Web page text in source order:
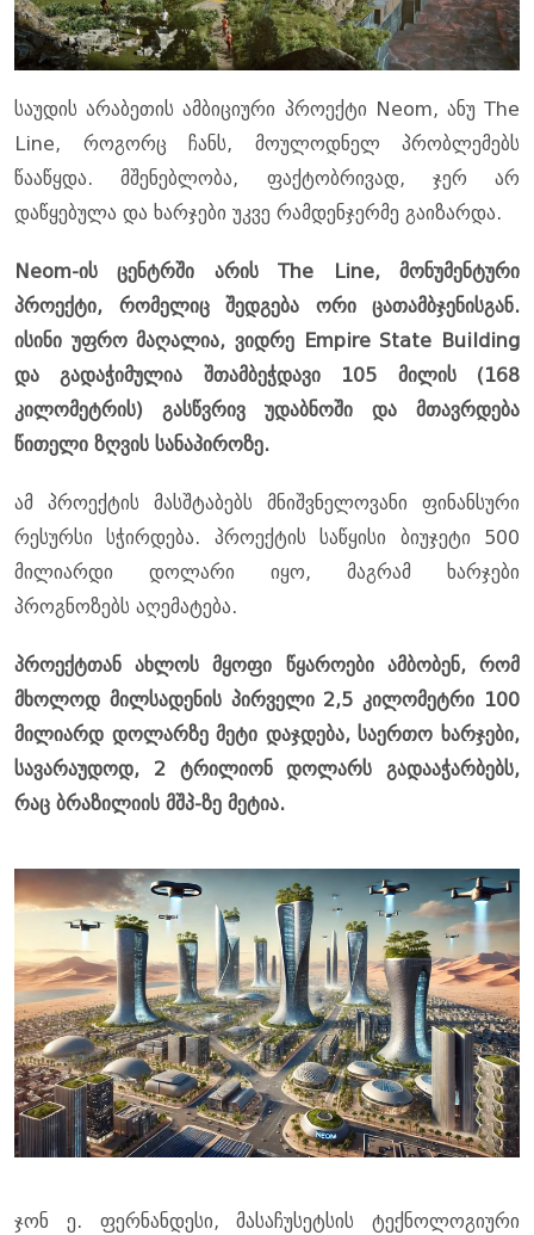
საუდის არაბეთის ამბიციური პროექტი Neom, ანუ The
Line, როგორც ჩანს, მოულოდნელ პრობლემებს
წააწყდა. მშენებლობა, ფაქტობრივად, ჯერ არ
დაწყებულა და ხარჯები უკვე რამდენჯერმე გაიზარდა.
Neom-ის ცენტრში არის The Line, მონუმენტური
პროექტი, რომელიც შედგება ორი ცათამბჯენისგან.
ისინი უფრო მაღალია, ვიდრე Empire State Building
და გადაჭიმულია შთამბეჭდავი 105 მილის (168
კილომეტრის) გასწვრივ უდაბნოში და მთავრდება
წითელი ზღვის სანაპიროზე.
ამ პროექტის მასშტაბებს მნიშვნელოვანი ფინანსური
რესურსი სჭირდება. პროექტის საწყისი ბიუჯეტი 500
მილიარდი დოლარი იყო, მაგრამ ხარჯები
პროგნოზებს აღემატება.
პროექტთან ახლოს მყოფი წყაროები ამბობენ, რომ
მხოლოდ მილსადენის პირველი 2,5 კილომეტრი 100
მილიარდ დოლარზე მეტი დაჯდება, საერთო ხარჯები,
სავარაუდოდ, 2 ტრილიონ დოლარს გადააჭარბებს,
რაც ბრაზილიის მშპ-ზე მეტია.
ჯონ ე. ფერნანდესი, მასაჩუსეტსის ტექნოლოგიური